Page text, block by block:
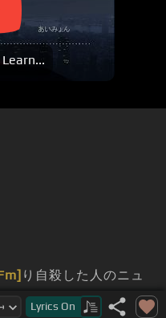
り自殺した人のニュ
Lyrics On